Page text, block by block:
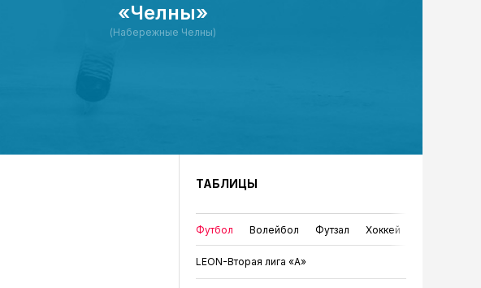
«Челны»
(Набережные Челны)
ТАБЛИЦЫ
Футбол Волейбол Футзал Хоккей
LEON-Вторая лига «А»